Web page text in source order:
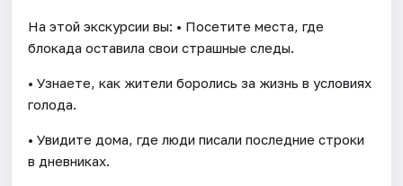
На этой экскурсии вы: • Посетите места, где
блокада оставила свои страшные следы.
• Узнаете, как жители боролись за жизнь в условиях
голода.
• Увидите дома, где люди писали последние строки
в дневниках.